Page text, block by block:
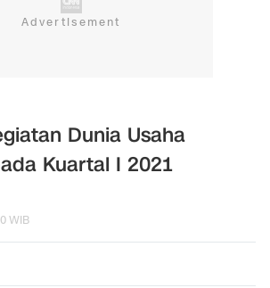
Dunia Usaha
Kuartal I 2021
WIB